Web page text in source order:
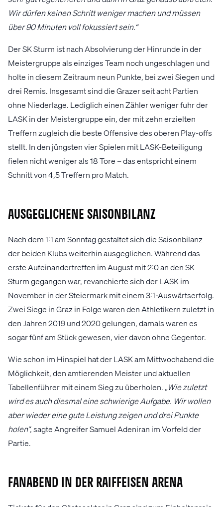
Wir dürfen keinen Schritt weniger machen und müssen
über 90 Minuten voll fokussiert sein.“
Der SK Sturm ist nach Absolvierung der Hinrunde in der
Meistergruppe als einziges Team noch ungeschlagen und
holte in diesem Zeitraum neun Punkte, bei zwei Siegen und
drei Remis. Insgesamt sind die Grazer seit acht Partien
ohne Niederlage. Lediglich einen Zähler weniger fuhr der
LASK in der Meistergruppe ein, der mit zehn erzielten
Treffern zugleich die beste Offensive des oberen Play-offs
stellt. In den jüngsten vier Spielen mit LASK-Beteiligung
fielen nicht weniger als 18 Tore – das entspricht einem
Schnitt von 4,5 Treffern pro Match.
Ausgeglichene Saisonbilanz
Nach dem 1:1 am Sonntag gestaltet sich die Saisonbilanz
der beiden Klubs weiterhin ausgeglichen. Während das
erste Aufeinandertreffen im August mit 2:0 an den SK
Sturm gegangen war, revanchierte sich der LASK im
November in der Steiermark mit einem 3:1-Auswärtserfolg.
Zwei Siege in Graz in Folge waren den Athletikern zuletzt in
den Jahren 2019 und 2020 gelungen, damals waren es
sogar fünf am Stück gewesen, vier davon ohne Gegentor.
Wie schon im Hinspiel hat der LASK am Mittwochabend die
Möglichkeit, den amtierenden Meister und aktuellen
Tabellenführer mit einem Sieg zu überholen. „Wie zuletzt
wird es auch diesmal eine schwierige Aufgabe. Wir wollen
aber wieder eine gute Leistung zeigen und drei Punkte
holen“,sagte Angreifer Samuel Adeniran im Vorfeld der
Partie.
Fanabend in der Raiffeisen Arena